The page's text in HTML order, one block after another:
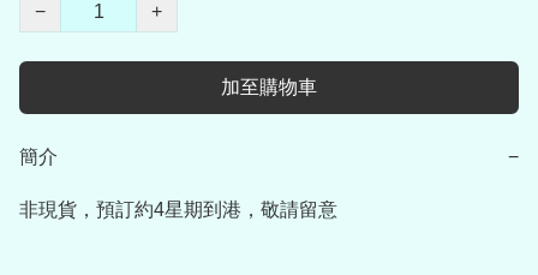
−
+
加至購物車
簡介 −
非現貨，預訂約4星期到港，敬請留意